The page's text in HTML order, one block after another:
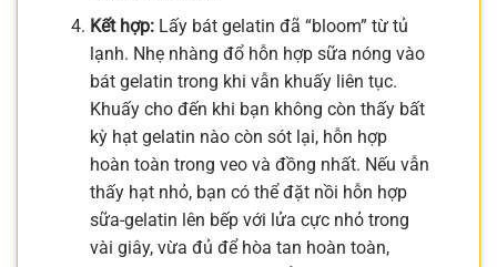
Kết hợp:Lấy bát gelatin đã “bloom” từ tủ
lạnh. Nhẹ nhàng đổ hỗn hợp sữa nóng vào
bát gelatin trong khi vẫn khuấy liên tục.
Khuấy cho đến khi bạn không còn thấy bất
kỳ hạt gelatin nào còn sót lại, hỗn hợp
hoàn toàn trong veo và đồng nhất. Nếu vẫn
thấy hạt nhỏ, bạn có thể đặt nồi hỗn hợp
sữa-gelatin lên bếp với lửa cực nhỏ trong
vài giây, vừa đủ để hòa tan hoàn toàn,